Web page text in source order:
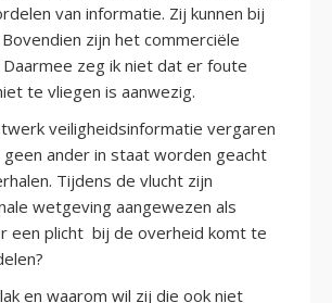
van informatie. Zij kunnen bij
zijn het commerciële
zeg ik niet dat er foute
te vliegen is aanwezig.
veiligheidsinformatie vergaren
ander in staat worden geacht
Tijdens de vlucht zijn
wetgeving aangewezen als
een plicht bij de overheid komt te
en waarom wil zij die ook niet